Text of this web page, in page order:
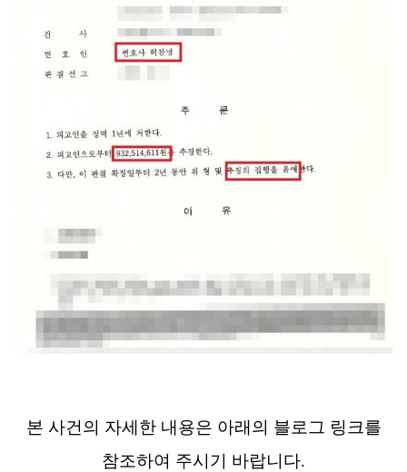
본 사건의 자세한 내용은 아래의 블로그 링크를
참조하여 주시기 바랍니다.